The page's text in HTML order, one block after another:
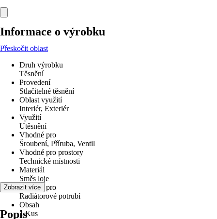
Informace o výrobku
Přeskočit oblast
Druh výrobku
Těsnění
Provedení
Stlačitelné těsnění
Oblast využití
Interiér, Exteriér
Využití
Utěsnění
Vhodné pro
Šroubení, Příruba, Ventil
Vhodné pro prostory
Technické místnosti
Materiál
Směs loje
Vhodné pro
Radiátorové potrubí
Obsah
1 Kus
Zobrazit více
Popis